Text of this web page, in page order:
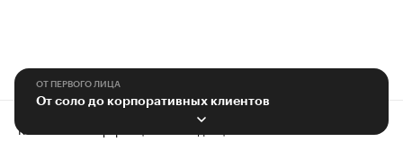
ОТ ПЕРВОГО ЛИЦА
От соло до корпоративных клиентов
Контактная информация
Редакция